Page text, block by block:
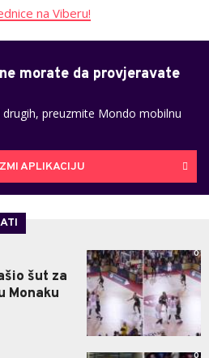
na Viberu!
morate da provjeravate
preuzmite Mondo mobilnu
APLIKACIJU
šut za
Monaku
0